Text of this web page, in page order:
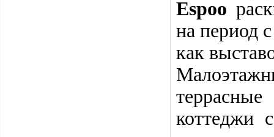
Espoo
на период
как
коттеджи